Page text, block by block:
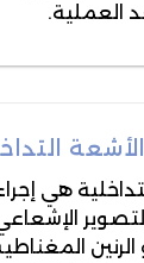
العملية.
هي
الرنين